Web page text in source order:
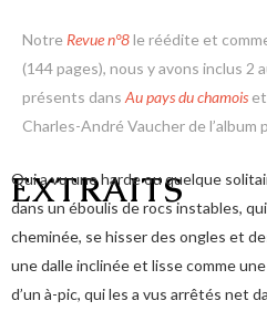
Notre Revue n°8le réédite et
(144 pages), nous y avons inclus 2
présents dans Au pays du chamois
Charles-André Vaucher de l’album
EXTRAITS
Qui a vu une harde ou quelque
dans un éboulis de rocs instables,
cheminée, se hisser des ongles et
une dalle inclinée et lisse comme
d’un à-pic, qui les a vus arrêtés net